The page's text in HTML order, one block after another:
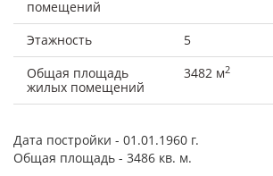
помещений
Этажность
5
Общая площадь
жилых помещений
3482 м2
Дата постройки - 01.01.1960 г.
Общая площадь - 3486 кв. м.